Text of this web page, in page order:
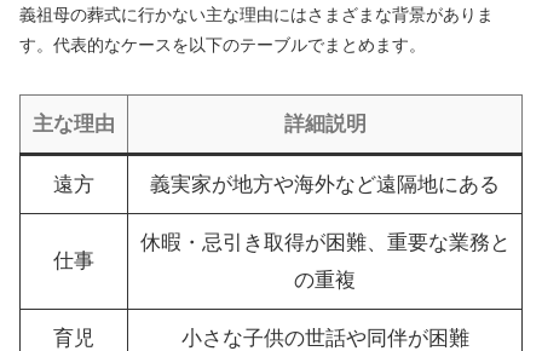
義祖母の葬式に行かない主な理由にはさまざまな背景がありま
す。代表的なケースを以下のテーブルでまとめます。
主な理由 詳細説明
遠方 義実家が地方や海外など遠隔地にある
仕事
休暇・忌引き取得が困難、重要な業務と
の重複
育児 小さな子供の世話や同伴が困難